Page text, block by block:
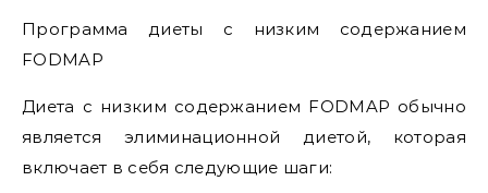
Программа диеты с низким содержанием
FODMAP
Диета с низким содержанием FODMAP обычно
является элиминационной диетой, которая
включает в себя следующие шаги: